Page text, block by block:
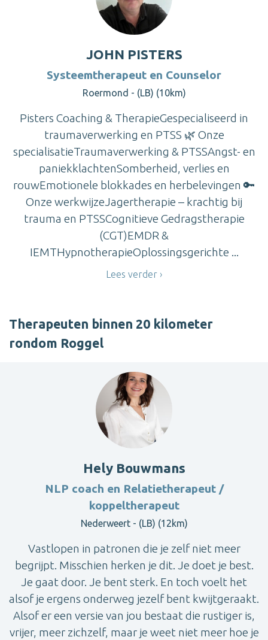
JOHN PISTERS
Systeemtherapeut en Counselor
Roermond - (LB) (10km)
Pisters Coaching & TherapieGespecialiseerd in
traumaverwerking en PTSS 🌿 Onze
specialisatieTraumaverwerking & PTSSAngst- en
paniekklachtenSomberheid, verlies en
rouwEmotionele blokkades en herbelevingen 🔑
Onze werkwijzeJagertherapie – krachtig bij
trauma en PTSSCognitieve Gedragstherapie
(CGT)EMDR &
IEMTHypnotherapieOplossingsgerichte ...
Lees verder
Therapeuten binnen 20 kilometer
rondom Roggel
Hely Bouwmans
NLP coach en Relatietherapeut /
koppeltherapeut
Nederweert - (LB) (12km)
Vastlopen in patronen die je zelf niet meer
begrijpt. Misschien herken je dit. Je doet je best.
Je gaat door. Je bent sterk. En toch voelt het
alsof je ergens onderweg jezelf bent kwijtgeraakt.
Alsof er een versie van jou bestaat die rustiger is,
vrijer, meer zichzelf, maar je weet niet meer hoe je